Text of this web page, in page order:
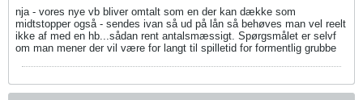
nja - vores nye vb bliver omtalt som en der kan dække som
midtstopper også - sendes ivan så ud på lån så behøves man vel reelt
ikke af med en hb...sådan rent antalsmæssigt. Spørgsmålet er selvf
om man mener der vil være for langt til spilletid for formentlig grubbe